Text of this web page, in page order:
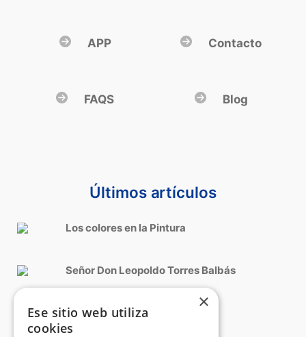
APP Contacto
FAQS Blog
Últimos artículos
Los colores en la Pintura
Señor Don Leopoldo Torres Balbás
Roma, Cinquecento italiano
×
Ese sitio web utiliza
cookies